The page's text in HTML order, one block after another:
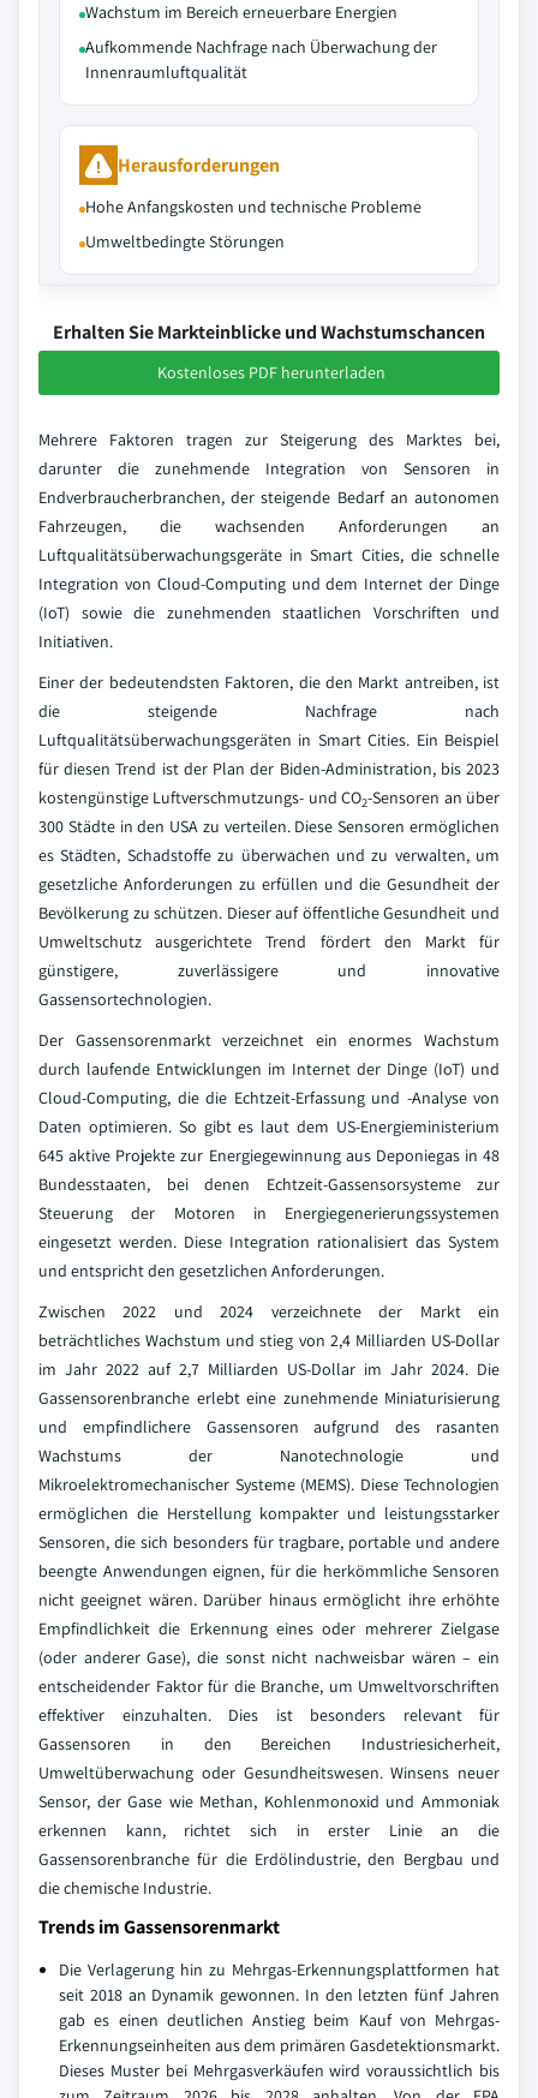
Wachstum im Bereich erneuerbare Energien
Aufkommende Nachfrage nach Überwachung der
Innenraumluftqualität
Herausforderungen
Hohe Anfangskosten und technische Probleme
Umweltbedingte Störungen
Erhalten Sie Markteinblicke und Wachstumschancen
Kostenloses PDF herunterladen
Mehrere Faktoren tragen zur Steigerung des Marktes bei,
darunter die zunehmende Integration von Sensoren in
Endverbraucherbranchen, der steigende Bedarf an autonomen
Fahrzeugen, die wachsenden Anforderungen an
Luftqualitätsüberwachungsgeräte in Smart Cities, die schnelle
Integration von Cloud-Computing und dem Internet der Dinge
(IoT) sowie die zunehmenden staatlichen Vorschriften und
Initiativen.
Einer der bedeutendsten Faktoren, die den Markt antreiben, ist
die steigende Nachfrage nach
Luftqualitätsüberwachungsgeräten in Smart Cities. Ein Beispiel
für diesen Trend ist der Plan der Biden-Administration, bis 2023
kostengünstige Luftverschmutzungs- und CO2-Sensoren an über
300 Städte in den USA zu verteilen. Diese Sensoren ermöglichen
es Städten, Schadstoffe zu überwachen und zu verwalten, um
gesetzliche Anforderungen zu erfüllen und die Gesundheit der
Bevölkerung zu schützen. Dieser auf öffentliche Gesundheit und
Umweltschutz ausgerichtete Trend fördert den Markt für
günstigere, zuverlässigere und innovative
Gassensortechnologien.
Der Gassensorenmarkt verzeichnet ein enormes Wachstum
durch laufende Entwicklungen im Internet der Dinge (IoT) und
Cloud-Computing, die die Echtzeit-Erfassung und -Analyse von
Daten optimieren. So gibt es laut dem US-Energieministerium
645 aktive Projekte zur Energiegewinnung aus Deponiegas in 48
Bundesstaaten, bei denen Echtzeit-Gassensorsysteme zur
Steuerung der Motoren in Energiegenerierungssystemen
eingesetzt werden. Diese Integration rationalisiert das System
und entspricht den gesetzlichen Anforderungen.
Zwischen 2022 und 2024 verzeichnete der Markt ein
beträchtliches Wachstum und stieg von 2,4 Milliarden US-Dollar
im Jahr 2022 auf 2,7 Milliarden US-Dollar im Jahr 2024. Die
Gassensorenbranche erlebt eine zunehmende Miniaturisierung
und empfindlichere Gassensoren aufgrund des rasanten
Wachstums der Nanotechnologie und
Mikroelektromechanischer Systeme (MEMS). Diese Technologien
ermöglichen die Herstellung kompakter und leistungsstarker
Sensoren, die sich besonders für tragbare, portable und andere
beengte Anwendungen eignen, für die herkömmliche Sensoren
nicht geeignet wären. Darüber hinaus ermöglicht ihre erhöhte
Empfindlichkeit die Erkennung eines oder mehrerer Zielgase
(oder anderer Gase), die sonst nicht nachweisbar wären – ein
entscheidender Faktor für die Branche, um Umweltvorschriften
effektiver einzuhalten. Dies ist besonders relevant für
Gassensoren in den Bereichen Industriesicherheit,
Umweltüberwachung oder Gesundheitswesen. Winsens neuer
Sensor, der Gase wie Methan, Kohlenmonoxid und Ammoniak
erkennen kann, richtet sich in erster Linie an die
Gassensorenbranche für die Erdölindustrie, den Bergbau und
die chemische Industrie.
Trends im Gassensorenmarkt
Die Verlagerung hin zu Mehrgas-Erkennungsplattformen hat
seit 2018 an Dynamik gewonnen. In den letzten fünf Jahren
gab es einen deutlichen Anstieg beim Kauf von Mehrgas-
Erkennungseinheiten aus dem primären Gasdetektionsmarkt.
Dieses Muster bei Mehrgasverkäufen wird voraussichtlich bis